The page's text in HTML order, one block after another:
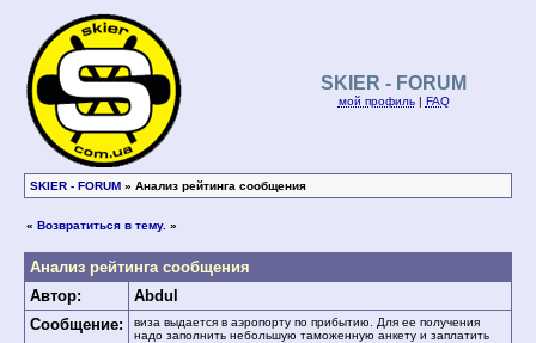
SKIER - FORUM
мой профиль| FAQ
SKIER - FORUM » Анализ рейтинга сообщения
« Возвратиться в тему. »
Анализ рейтинга сообщения
Автор:
Abdul
Сообщение:
виза выдается в аэропорту по прибытию. Для ее получения
надо заполнить небольшую таможенную анкету и заплатить